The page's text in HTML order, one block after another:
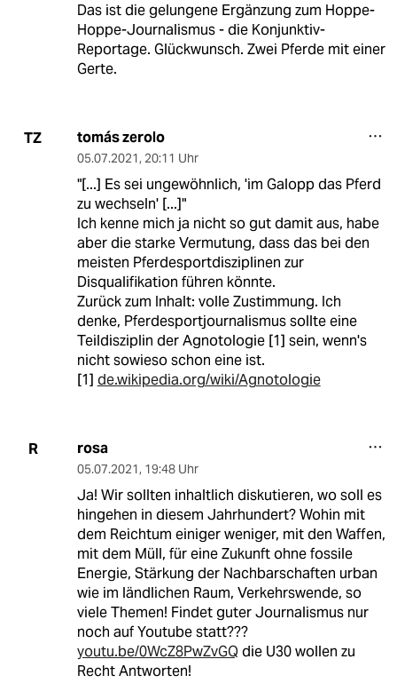
Das ist die gelungene Ergänzung zum Hoppe-
Hoppe-Journalismus - die Konjunktiv-
Reportage. Glückwunsch. Zwei Pferde mit einer
Gerte.
TZ tomás zerolo
05.07.2021, 20:11 Uhr
"[...] Es sei ungewöhnlich, 'im Galopp das Pferd
zu wechseln' [...]"
Ich kenne mich ja nicht so gut damit aus, habe
aber die starke Vermutung, dass das bei den
meisten Pferdesportdisziplinen zur
Disqualifikation führen könnte.
Zurück zum Inhalt: volle Zustimmung. Ich
denke, Pferdesportjournalismus sollte eine
Teildisziplin der Agnotologie [1] sein, wenn's
nicht sowieso schon eine ist.
[1] de.wikipedia.org/wiki/Agnotologie
R rosa
05.07.2021, 19:48 Uhr
Ja! Wir sollten inhaltlich diskutieren, wo soll es
hingehen in diesem Jahrhundert? Wohin mit
dem Reichtum einiger weniger, mit den Waffen,
mit dem Müll, für eine Zukunft ohne fossile
Energie, Stärkung der Nachbarschaften urban
wie im ländlichen Raum, Verkehrswende, so
viele Themen! Findet guter Journalismus nur
noch auf Youtube statt???
youtu.be/0WcZ8PwZvGQdie U30 wollen zu
Recht Antworten!